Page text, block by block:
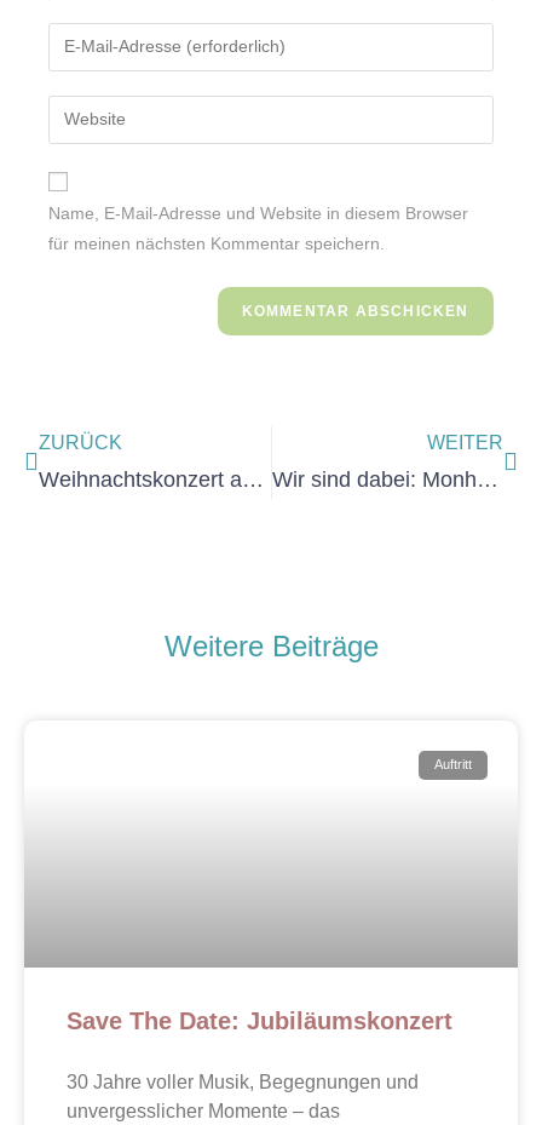
Name, E-Mail-Adresse und Website in diesem Browser
für meinen nächsten Kommentar speichern.
ZURÜCK
Weihnachtskonzert am 09. Dezember 2023
WEITER
Wir sind dabei: Monheim am Rhein ist bunt
Weitere Beiträge
Auftritt
Save The Date: Jubiläumskonzert
30 Jahre voller Musik, Begegnungen und
unvergesslicher Momente – das